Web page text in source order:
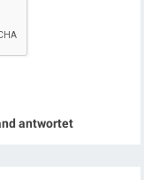
antwortet